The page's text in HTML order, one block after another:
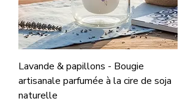
Lavande & papillons - Bougie
artisanale parfumée à la cire de soja
naturelle